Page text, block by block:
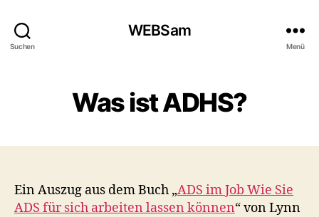
Suchen
WEBSam
Menü
Was ist ADHS?
Ein Auszug aus dem Buch „ADS im Job Wie Sie
ADS für sich arbeiten lassen können“ von Lynn